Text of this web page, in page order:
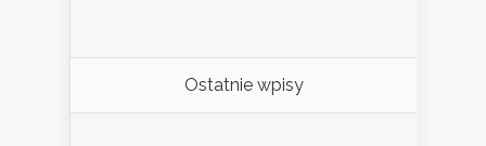
Ostatnie wpisy